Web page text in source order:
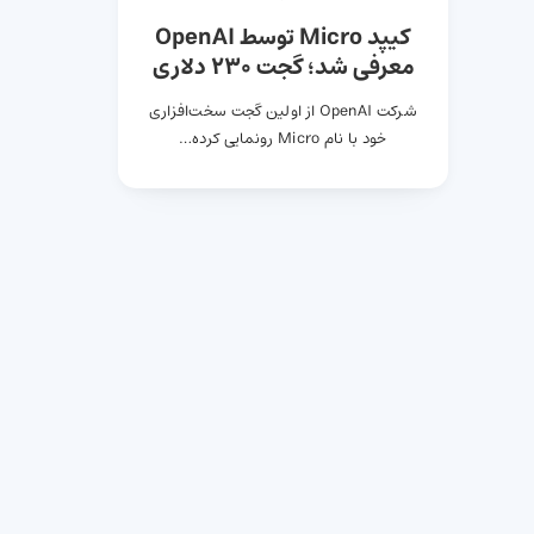
کیپد Micro توسط OpenAI
معرفی شد؛ گجت ۲۳۰ دلاری
برای چت‌جی‌پی‌تی
شرکت OpenAI از اولین گجت سخت‌افزاری
خود با نام Micro رونمایی کرده…